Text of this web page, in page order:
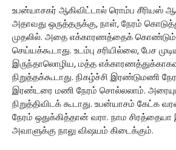
உபன்யாசகர் ஆகிவிட்டால் ரொம்ப சீரியஸ்
அதாவது ஒருத்தருக்கு, நாள், நேரம்
முதலில். அதை எக்காரணத்தைக்
செய்யக்கூடாது. உடம்பு சரியில்லை, பேச
இருந்தாலொழிய, மத்த
நிறுத்தக்கூடாது. நிகழ்ச்சி இரண்டுமணி
இரண்டரை மணி நேரம் சொல்லலாம். அரையும்
நிறுத்திவிடக் கூடாது. உபன்யாசம் கேட்க
நேரம் ஒதுக்கித்தான் வரா. நாம சிரத்தையா
அவாளுக்கு நாலு விஷயம் கிடைக்கும்.